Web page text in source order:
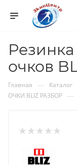
очков
Главная — Каталог
ОЧКИ BLIZ РАЗБОР —